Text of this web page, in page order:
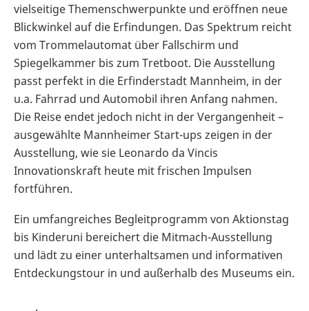
vielseitige Themenschwerpunkte und eröffnen neue
Blickwinkel auf die Erfindungen. Das Spektrum reicht
vom Trommelautomat über Fallschirm und
Spiegelkammer bis zum Tretboot. Die Ausstellung
passt perfekt in die Erfinderstadt Mannheim, in der
u.a. Fahrrad und Automobil ihren Anfang nahmen.
Die Reise endet jedoch nicht in der Vergangenheit –
ausgewählte Mannheimer Start-ups zeigen in der
Ausstellung, wie sie Leonardo da Vincis
Innovationskraft heute mit frischen Impulsen
fortführen.
Ein umfangreiches Begleitprogramm von Aktionstag
bis Kinderuni bereichert die Mitmach-Ausstellung
und lädt zu einer unterhaltsamen und informativen
Entdeckungstour in und außerhalb des Museums ein.